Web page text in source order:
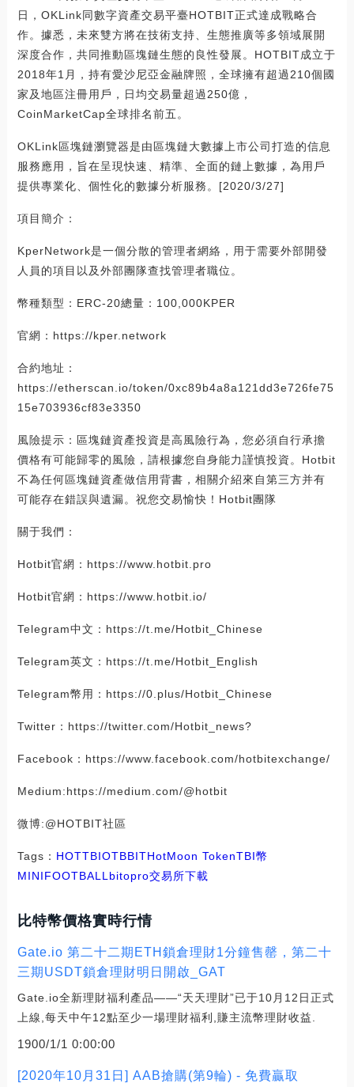
日，OKLink同數字資產交易平臺HOTBIT正式達成戰略合
作。據悉，未來雙方將在技術支持、生態推廣等多領域展開
深度合作，共同推動區塊鏈生態的良性發展。HOTBIT成立于
2018年1月，持有愛沙尼亞金融牌照，全球擁有超過210個國
家及地區注冊用戶，日均交易量超過250億，
CoinMarketCap全球排名前五。
OKLink區塊鏈瀏覽器是由區塊鏈大數據上市公司打造的信息
服務應用，旨在呈現快速、精準、全面的鏈上數據，為用戶
提供專業化、個性化的數據分析服務。[2020/3/27]
項目簡介：
KperNetwork是一個分散的管理者網絡，用于需要外部開發
人員的項目以及外部團隊查找管理者職位。
幣種類型：ERC-20總量：100,000KPER
官網：https://kper.network
合約地址：
https://etherscan.io/token/0xc89b4a8a121dd3e726fe75
15e703936cf83e3350
風險提示：區塊鏈資產投資是高風險行為，您必須自行承擔
價格有可能歸零的風險，請根據您自身能力謹慎投資。Hotbit
不為任何區塊鏈資產做信用背書，相關介紹來自第三方并有
可能存在錯誤與遺漏。祝您交易愉快！Hotbit團隊
關于我們：
Hotbit官網：https://www.hotbit.pro
Hotbit官網：https://www.hotbit.io/
Telegram中文：https://t.me/Hotbit_Chinese
Telegram英文：https://t.me/Hotbit_English
Telegram幣用：https://0.plus/Hotbit_Chinese
Twitter：https://twitter.com/Hotbit_news?
Facebook：https://www.facebook.com/hotbitexchange/
Medium:https://medium.com/@hotbit
微博:@HOTBIT社區
Tags： HOTTBIOTBBITHotMoon TokenTBI幣
MINIFOOTBALL bitopro交易所下載
比特幣價格實時行情
Gate.io 第二十二期ETH鎖倉理財1分鐘售罄，第二十
三期USDT鎖倉理財明日開啟_GAT
Gate.io全新理財福利產品——“天天理財”已于10月12日正式
上線,每天中午12點至少一場理財福利,賺主流幣理財收益.
1900/1/1 0:00:00
[2020年10月31日] AAB搶購(第9輪) - 免費贏取